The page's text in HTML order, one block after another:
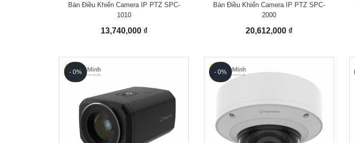
Bàn Điều Khiển Camera IP PTZ SPC-
1010
13,740,000 ₫
Bàn Điều Khiển Camera IP PTZ SPC-
2000
20,612,000 ₫
- 0% - 0%